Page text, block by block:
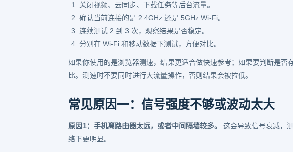
关闭视频、云同步、下载任务等后台流量。
确认当前连接的是 2.4GHz 还是 5GHz Wi-Fi。
连续测试 2 到 3 次，观察结果是否稳定。
分别在 Wi-Fi 和移动数据下测试，方便对比。
如果你使用的是浏览器测速，结果更适合做快速参考；如果要判断是否
比。测速时不要同时进行大流量操作，否则结果会被拉低。
常见原因一：信号强度不够或波动太大
原因1：手机离路由器太远，或者中间隔墙较多。
这会导致信号衰减，
络下更明显。